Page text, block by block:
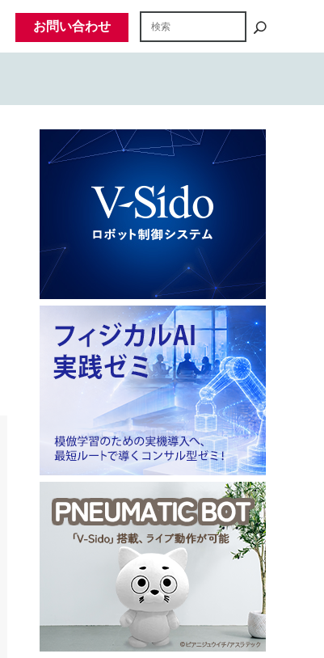
お問い合わせ